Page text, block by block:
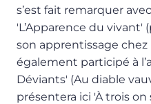
s’est fait remarquer
'L’Apparence du vivant'
son apprentissage
également participé à
Déviants' (Au diable
présentera ici 'À trois